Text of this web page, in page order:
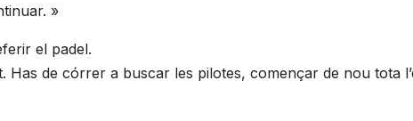
»
el padel.
Has de córrer a buscar les pilotes, començar de nou tota